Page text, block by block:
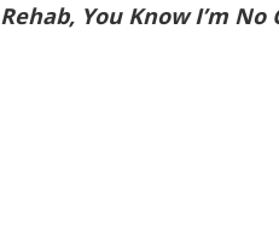
Rehab, You Know I’m No